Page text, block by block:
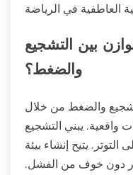
بين التشجيع
والضغط؟
والضغط من خلال
واقعية. يبني التشجيع
يتيح إنشاء بيئة
دون خوف من الفشل.